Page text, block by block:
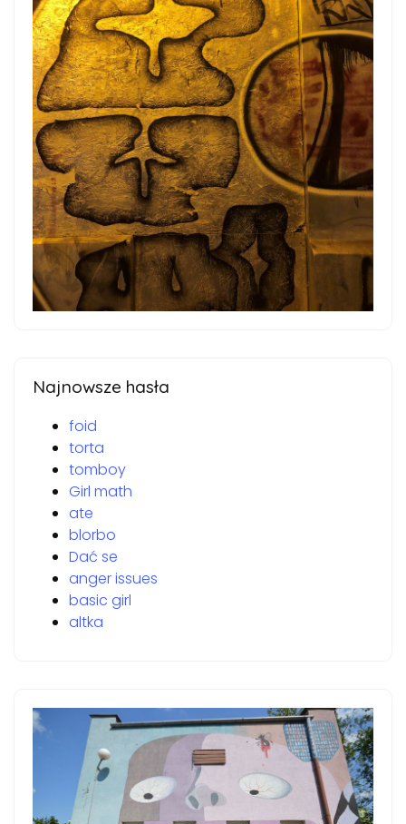
Najnowsze hasła
foid
torta
tomboy
Girl math
ate
blorbo
Dać se
anger issues
basic girl
altka